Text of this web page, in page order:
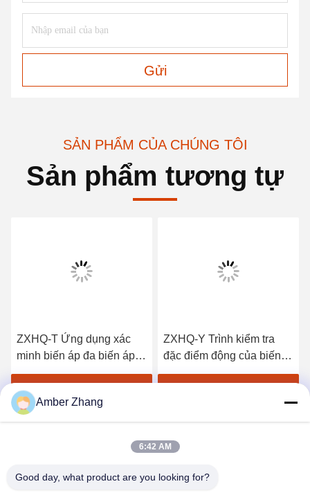
Gửi
SẢN PHẨM CỦA CHÚNG TÔI
Sản phẩm tương tự
ZXHQ-T Ứng dụng xác
minh biến áp đa biến áp
thông minh tự động, Bộ
hiệu biến biến áp
Nhận được giá tốt nhất
ZXHQ-Y Trình kiểm tra
đặc điểm động của biến
áp, Trình hiệu trường biến
Amber Zhang
6:42 AM
Good day, what product are you looking for?